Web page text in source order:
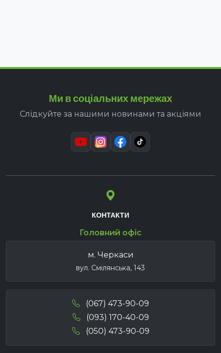
Ми в соціальних мережах
Слідкуйте за нашими новинами та акціями
КОНТАКТИ
Головний офіс
м. Черкаси
вул. Смілянська, 143
(067) 473-90-09
(093) 170-40-09
(050) 473-90-09